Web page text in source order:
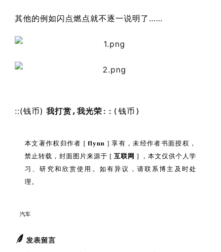
其他的例如闪点燃点就不逐一说明了……
::(钱币) 我打赏,我光荣 ::(钱币)
本文著作权归作者 [flynn ] 享有，未经作者书面授权，
禁止转载，封面图片来源于 [ 互联网 ] ，本文仅供个人学
习、研究和欣赏使用。如有异议，请联系博主及时处
理。
汽车
发表留言